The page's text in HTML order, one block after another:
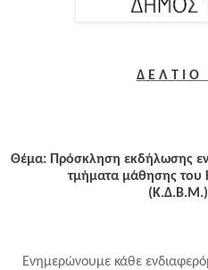
Δ Ε Λ Τ Ι Ο
Θέμα: Πρόσκληση εκδήλωσης
τμήματα μάθησης του
Ενημερώνουμε κάθε